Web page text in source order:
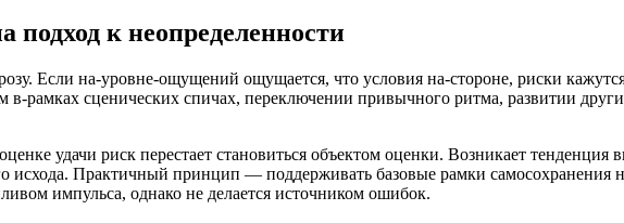
к неопределенности
Если на-уровне-ощущений ощущается, что условия на-стороне, риски
в-рамках сценических спичах, переключении привычного ритма, развитии
удачи риск перестает становиться объектом оценки. Возникает тенденция
исхода. Практичный принцип — поддерживать базовые рамки самосохранения
импульса, однако не делается источником ошибок.